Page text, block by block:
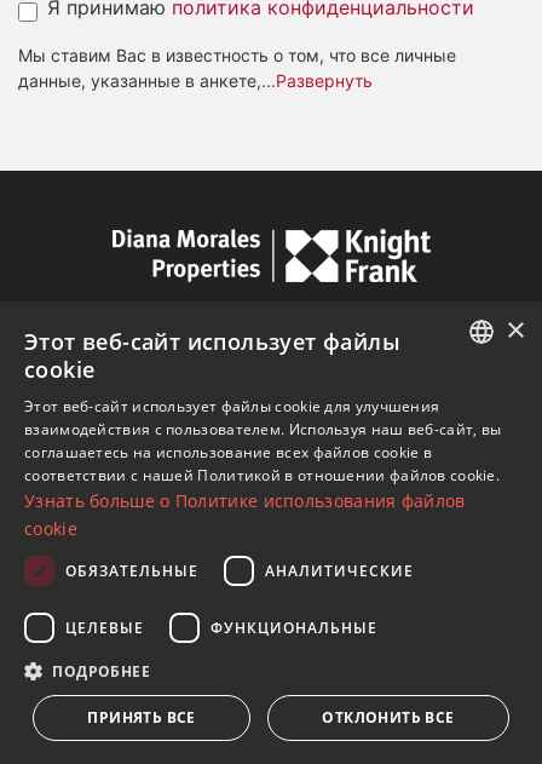
Я принимаю политика конфиденциальности
Мы ставим Вас в известность о том, что все личные
данные, указанные в анкете,...Развернуть
1st Floor, Office 3
29601 Marbella
Посмотреть на карте
Моб: +34 601 636 766
info@dmproperties.com
© Copyright 1989 - 2026 Diana Morales Properties Knight
SPANISH
FRENCH
×
Этот веб-сайт использует файлы
cookie
Этот веб-сайт использует файлы cookie для улучшения
взаимодействия с пользователем. Используя наш веб-сайт, вы
соглашаетесь на использование всех файлов cookie в
соответствии с нашей Политикой в ​​отношении файлов cookie.
Узнать больше о Политике использования файлов
cookie
ОБЯЗАТЕЛЬНЫЕ АНАЛИТИЧЕСКИЕ
ЦЕЛЕВЫЕ ФУНКЦИОНАЛЬНЫЕ
ПОДРОБНЕЕ
ПРИНЯТЬ ВСЕ ОТКЛОНИТЬ ВСЕ